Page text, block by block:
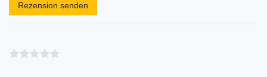
Rezension senden